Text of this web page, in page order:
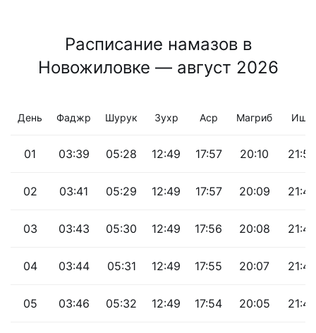
Расписание намазов в
Новожиловке — август 2026
День Фаджр Шурук Зухр Аср Магриб Иша
01 03:39 05:28 12:49 17:57 20:10 21:50
02 03:41 05:29 12:49 17:57 20:09 21:49
03 03:43 05:30 12:49 17:56 20:08 21:47
04 03:44 05:31 12:49 17:55 20:07 21:45
05 03:46 05:32 12:49 17:54 20:05 21:43